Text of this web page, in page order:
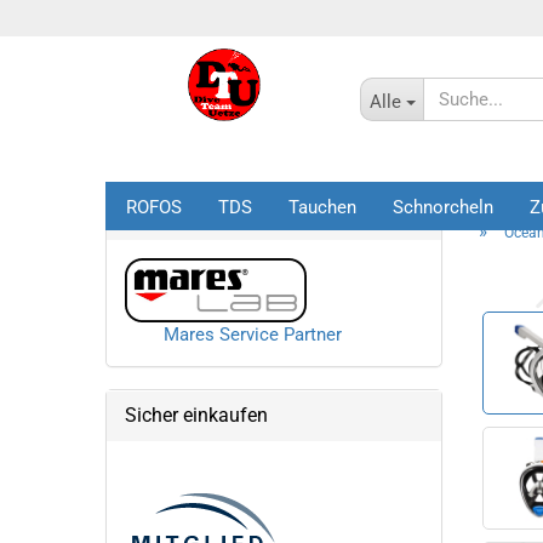
Alle
ROFOS TDS Tauchen SchnorchelnStartseite
»
Mares Service Partner
Mares Service Partner
Sicher einkaufen